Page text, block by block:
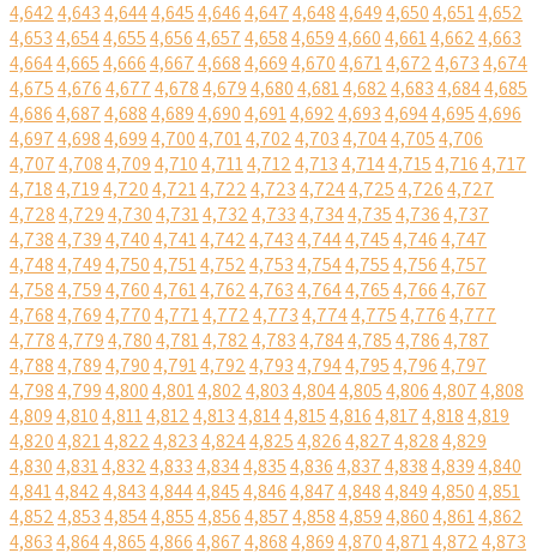
4,6424,6434,6444,6454,6464,6474,6484,6494,6504,6514,652
4,6534,6544,6554,6564,6574,6584,6594,6604,6614,6624,663
4,6644,6654,6664,6674,6684,6694,6704,6714,6724,6734,674
4,6754,6764,6774,6784,6794,6804,6814,6824,6834,6844,685
4,6864,6874,6884,6894,6904,6914,6924,6934,6944,6954,696
4,6974,6984,6994,7004,7014,7024,7034,7044,7054,706
4,7074,7084,7094,7104,7114,7124,7134,7144,7154,7164,717
4,7184,7194,7204,7214,7224,7234,7244,7254,7264,727
4,7284,7294,7304,7314,7324,7334,7344,7354,7364,737
4,7384,7394,7404,7414,7424,7434,7444,7454,7464,747
4,7484,7494,7504,7514,7524,7534,7544,7554,7564,757
4,7584,7594,7604,7614,7624,7634,7644,7654,7664,767
4,7684,7694,7704,7714,7724,7734,7744,7754,7764,777
4,7784,7794,7804,7814,7824,7834,7844,7854,7864,787
4,7884,7894,7904,7914,7924,7934,7944,7954,7964,797
4,7984,7994,8004,8014,8024,8034,8044,8054,8064,8074,808
4,8094,8104,8114,8124,8134,8144,8154,8164,8174,8184,819
4,8204,8214,8224,8234,8244,8254,8264,8274,8284,829
4,8304,8314,8324,8334,8344,8354,8364,8374,8384,8394,840
4,8414,8424,8434,8444,8454,8464,8474,8484,8494,8504,851
4,8524,8534,8544,8554,8564,8574,8584,8594,8604,8614,862
4,8634,8644,8654,8664,8674,8684,8694,8704,8714,8724,873